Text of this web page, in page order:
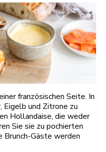
französischen Seite. In
und Zitrone zu
Hollandaise, die weder
Sie sie zu pochierten
Brunch-Gäste werden